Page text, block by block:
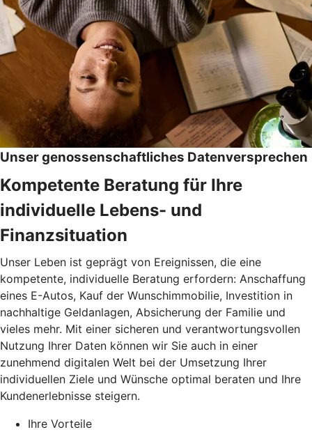
Unser genossenschaftliches Datenversprechen
Kompetente Beratung für Ihre
individuelle Lebens- und
Finanzsituation
Unser Leben ist geprägt von Ereignissen, die eine
kompetente, individuelle Beratung erfordern: Anschaffung
eines E-Autos, Kauf der Wunschimmobilie, Investition in
nachhaltige Geldanlagen, Absicherung der Familie und
vieles mehr. Mit einer sicheren und verantwortungsvollen
Nutzung Ihrer Daten können wir Sie auch in einer
zunehmend digitalen Welt bei der Umsetzung Ihrer
individuellen Ziele und Wünsche optimal beraten und Ihre
Kundenerlebnisse steigern.
Ihre Vorteile